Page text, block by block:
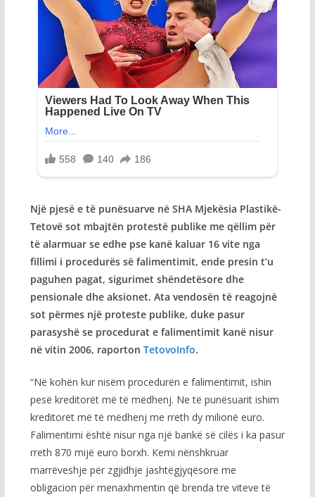
Një pjesë e të punësuarve në SHA Mjekësia Plastikë-
Tetovë sot mbajtën protestë publike me qëllim për
të alarmuar se edhe pse kanë kaluar 16 vite nga
fillimi i procedurës së falimentimit, ende presin t’u
paguhen pagat, sigurimet shëndetësore dhe
pensionale dhe aksionet. Ata vendosën të reagojnë
sot përmes një proteste publike, duke pasur
parasyshë se procedurat e falimentimit kanë nisur
në vitin 2006, raporton TetovoInfo.
“Në kohën kur nisëm procedurën e falimentimit, ishin
pesë kreditorët më të mëdhenj. Ne të punësuarit ishim
kreditorët më të mëdhenj me rreth dy milionë euro.
Falimentimi është nisur nga një bankë së cilës i ka pasur
rreth 870 mijë euro borxh. Кemi nënshkruar
marrëveshje për zgjidhje jashtëgjyqësore me
obligacion për menaxhmentin që brenda tre viteve të